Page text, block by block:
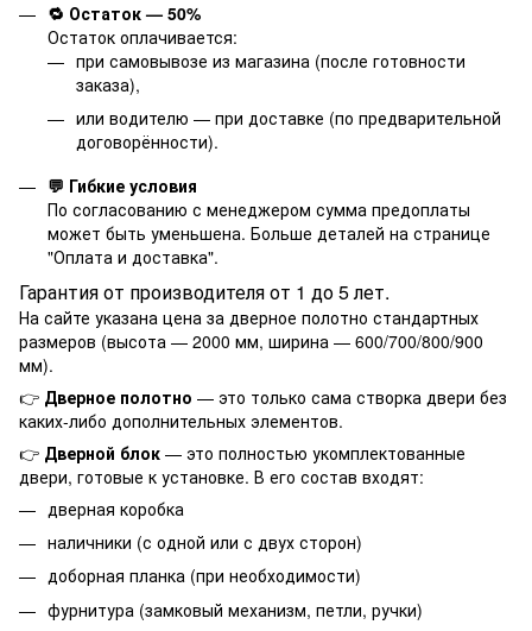
🔁 Остаток — 50%
Остаток оплачивается:
при самовывозе из магазина (после готовности
заказа),
или водителю — при доставке (по предварительной
договорённости).
💬 Гибкие условия
По согласованию с менеджером сумма предоплаты
может быть уменьшена. Больше деталей на странице
"Оплата и доставка".
Гарантия от производителя от 1 до 5 лет.
На сайте указана цена за дверное полотно стандартных
размеров (высота — 2000 мм, ширина — 600/700/800/900
мм).
👉 Дверное полотно — это только сама створка двери без
каких-либо дополнительных элементов.
👉 Дверной блок — это полностью укомплектованные
двери, готовые к установке. В его состав входят:
дверная коробка
наличники (с одной или с двух сторон)
доборная планка (при необходимости)
фурнитура (замковый механизм, петли, ручки)